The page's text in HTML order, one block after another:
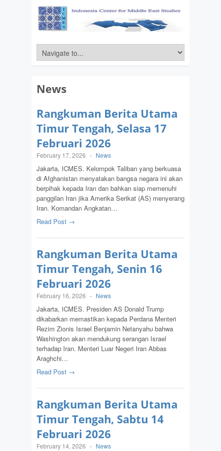
News
Rangkuman Berita Utama
Timur Tengah, Selasa 17
Februari 2026
February 17, 2026 - News
Jakarta, ICMES. Kelompok Taliban yang berkuasa
di Afghanistan menyatakan bangsa negara ini akan
berpihak kepada Iran dan bahkan siap memenuhi
panggilan Iran jika Amerika Serikat (AS) menyerang
Iran. Komandan Angkatan…
Read Post →
Rangkuman Berita Utama
Timur Tengah, Senin 16
Februari 2026
February 16, 2026 - News
Jakarta, ICMES. Presiden AS Donald Trump
dikabarkan memastikan kepada Perdana Menteri
Rezim Zionis Israel Benjamin Netanyahu bahwa
Washington akan mendukung serangan Israel
terhadap Iran. Menteri Luar Negeri Iran Abbas
Araghchi…
Read Post →
Rangkuman Berita Utama
Timur Tengah, Sabtu 14
Februari 2026
February 14, 2026 - News